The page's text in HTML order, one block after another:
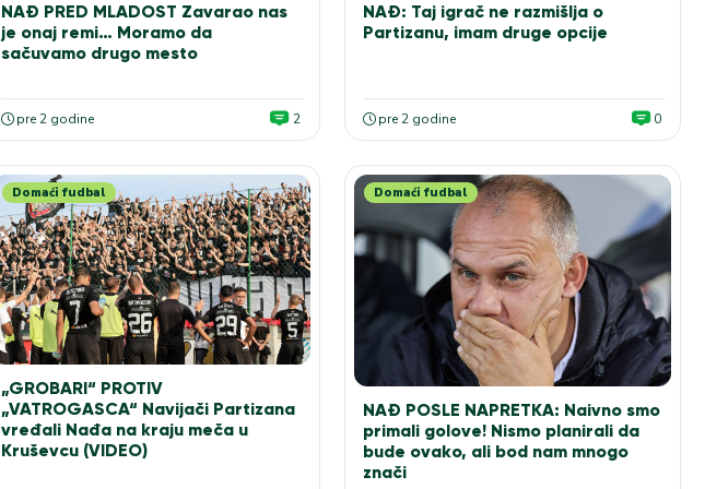
NAĐ PRED MLADOST Zavarao nas
je onaj remi… Moramo da
sačuvamo drugo mesto
pre 2 godine 2
NAĐ: Taj igrač ne razmišlja o
Partizanu, imam druge opcije
pre 2 godine 0
Domaći fudbal
„GROBARI“ PROTIV
„VATROGASCA“ Navijači Partizana
vređali Nađa na kraju meča u
Kruševcu (VIDEO)
Domaći fudbal
NAĐ POSLE NAPRETKA: Naivno smo
primali golove! Nismo planirali da
bude ovako, ali bod nam mnogo
znači